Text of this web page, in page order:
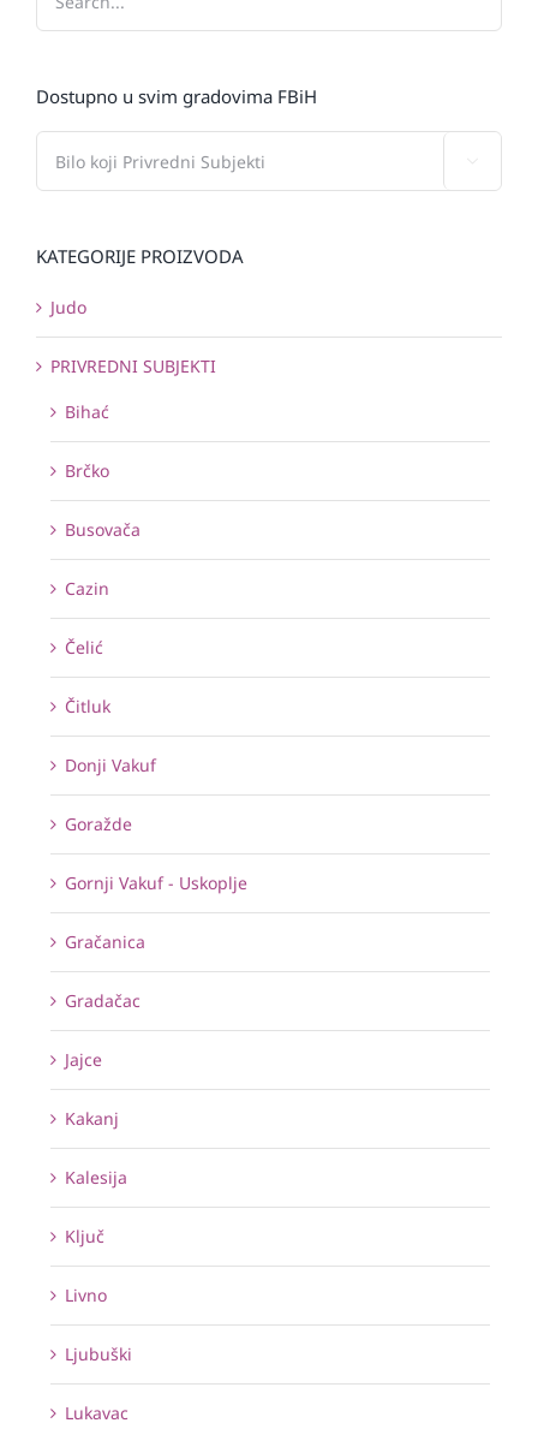
Dostupno u svim gradovima FBiH
KATEGORIJE PROIZVODA
Judo
PRIVREDNI SUBJEKTI
Bihać
Brčko
Busovača
Cazin
Čelić
Čitluk
Donji Vakuf
Goražde
Gornji Vakuf - Uskoplje
Gračanica
Gradačac
Jajce
Kakanj
Kalesija
Ključ
Livno
Ljubuški
Lukavac